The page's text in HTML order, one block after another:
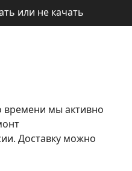
или не качать
времени мы активно
Доставку можно